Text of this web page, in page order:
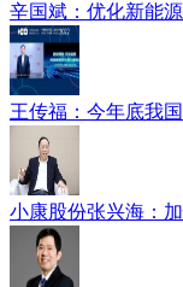
辛国斌：优化新能
王传福：今年底我
小康股份张兴海：